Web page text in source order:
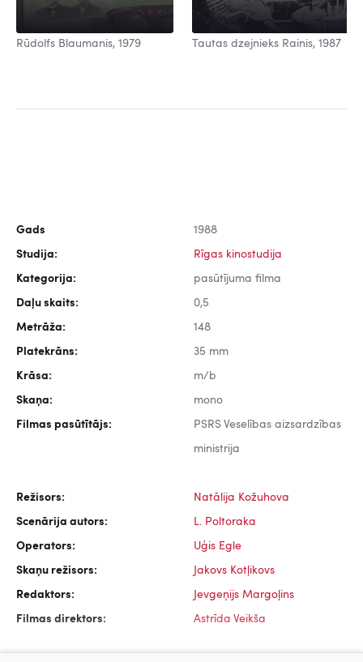
Rūdolfs Blaumanis, 1979 Tautas dzejnieks Rainis, 1987
Gads 1988
Studija: Rīgas kinostudija
Kategorija: pasūtījuma filma
Daļu skaits: 0,5
Metrāža: 148
Platekrāns: 35 mm
Krāsa: m/b
Skaņa: mono
Filmas pasūtītājs: PSRS Veselības aizsardzības
ministrija
Režisors: Natālija Kožuhova
Scenārija autors: L. Poltoraka
Operators: Uģis Egle
Skaņu režisors: Jakovs Kotļikovs
Redaktors: Jevgeņijs Margoļins
Filmas direktors: Astrīda Veikša